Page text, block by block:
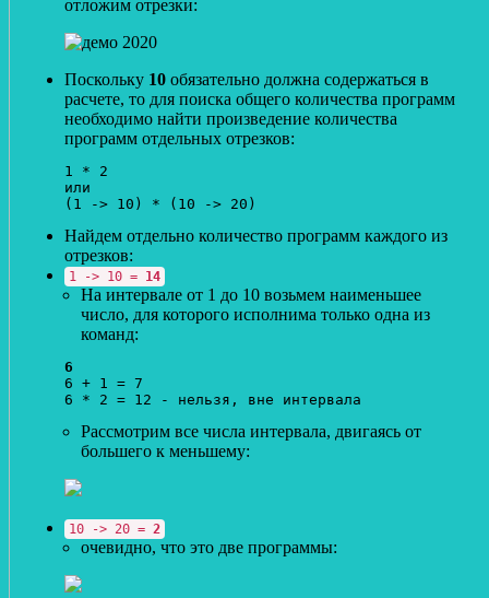
отложим отрезки:
Поскольку 10 обязательно должна содержаться в
расчете, то для поиска общего количества программ
необходимо найти произведение количества
программ отдельных отрезков:
1 * 2
или
Найдем отдельно количество программ каждого из
отрезков:
1 -> 10 = 14
На интервале от 1 до 10 возьмем наименьшее
число, для которого исполнима только одна из
команд:
6
6 + 1 = 7
Рассмотрим все числа интервала, двигаясь от
большего к меньшему:
10 -> 20 = 2
очевидно, что это две программы: